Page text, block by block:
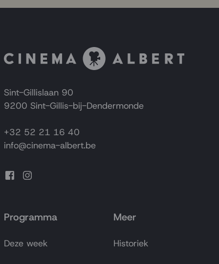
Sint-Gillislaan 90
9200 Sint-Gillis-bij-Dendermonde
+32 52 21 16 40
info@cinema-albert.be
Programma
Deze week
Meer
Historiek